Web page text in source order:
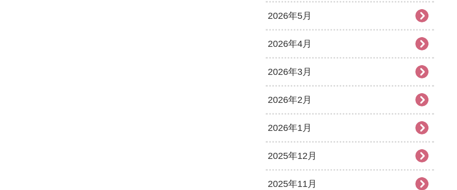
2026年5月
2026年4月
2026年3月
2026年2月
2026年1月
2025年12月
2025年11月